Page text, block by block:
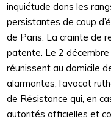
inquiétude dans les
persistantes de coup
de Paris. La crainte de
patente. Le 2
réunissent au domicile
alarmantes, l’avocat
de Résistance qui, en
autorités officielles et